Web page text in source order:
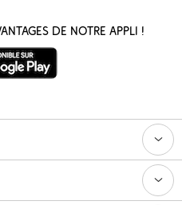
de notre appli !